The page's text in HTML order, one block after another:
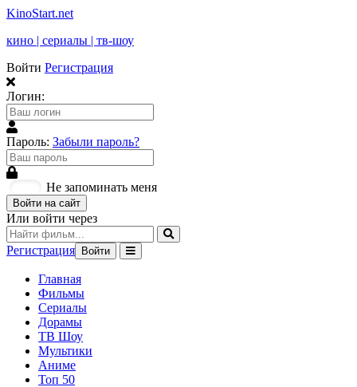
KinoStart.net
кино | сериалы | тв-шоу
Войти Регистрация
Логин:
Пароль: Забыли пароль?
Не запоминать меня
Войти на сайт
Или войти через
Регистрация Войти
Главная
Фильмы
Сериалы
Дорамы
ТВ Шоу
Мультики
Аниме
Топ 50